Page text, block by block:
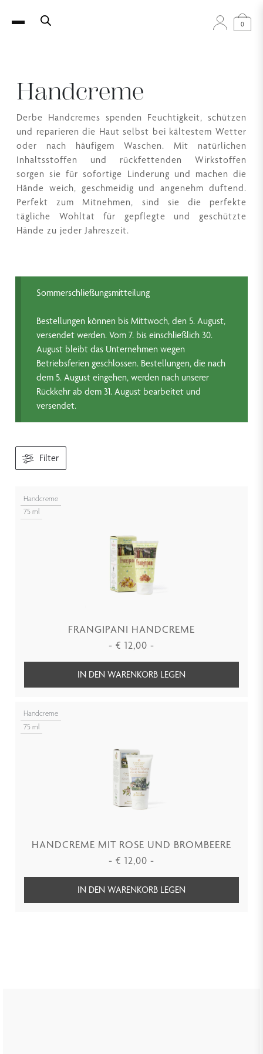
0
Handcreme
Derbe Handcremes spenden Feuchtigkeit, schützen
und reparieren die Haut selbst bei kältestem Wetter
oder nach häufigem Waschen. Mit natürlichen
Inhaltsstoffen und rückfettenden Wirkstoffen
sorgen sie für sofortige Linderung und machen die
Hände weich, geschmeidig und angenehm duftend.
Perfekt zum Mitnehmen, sind sie die perfekte
tägliche Wohltat für gepflegte und geschützte
Hände zu jeder Jahreszeit.
Sommerschließungsmitteilung
Bestellungen können bis Mittwoch, den 5. August,
versendet werden. Vom 7. bis einschließlich 30.
August bleibt das Unternehmen wegen
Betriebsferien geschlossen. Bestellungen, die nach
dem 5. August eingehen, werden nach unserer
Rückkehr ab dem 31. August bearbeitet und
versendet.
Filter
Handcreme
75 ml
FRANGIPANI HANDCREME
- € 12,00 -
IN DEN WARENKORB LEGEN
Handcreme
75 ml
HANDCREME MIT ROSE UND BROMBEERE
- € 12,00 -
IN DEN WARENKORB LEGEN